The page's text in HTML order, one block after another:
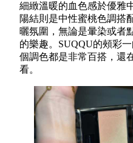
細緻溫暖的血色感於優雅
陽結則是中性蜜桃色調搭
曬氛圍，無論是暈染或者
的樂趣。SUQQU的頰彩
個調色都是非常百搭，還
看。